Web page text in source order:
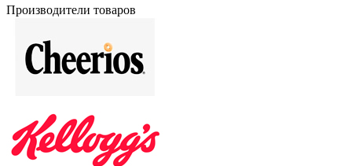
Производители товаров